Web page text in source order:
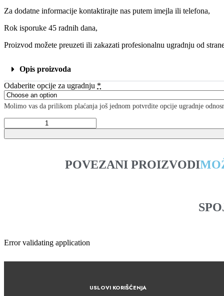
Za dodatne informacije kontaktirajte nas putem imejla ili telefona,
Rok isporuke 45 radnih dana,
Proizvod možete preuzeti ili zakazati profesionalnu ugradnju od
Opis proizvoda
Odaberite opcije za ugradnju *
Molimo vas da prilikom plaćanja još jednom potvrdite opcije ugradnje
POVEZANI PROIZVODI
Error validating application
USLOVI KORIŠĆENJA